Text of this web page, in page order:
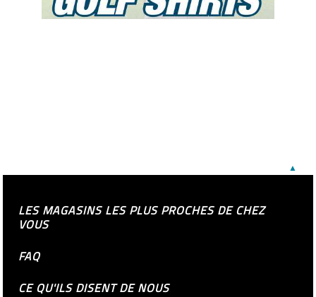
▲
LES MAGASINS LES PLUS PROCHES DE CHEZ
VOUS
FAQ
CE QU'ILS DISENT DE NOUS